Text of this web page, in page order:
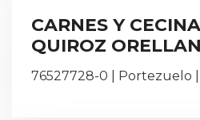
CARNES Y
QUIROZ
76527728-0 | Portezuelo |